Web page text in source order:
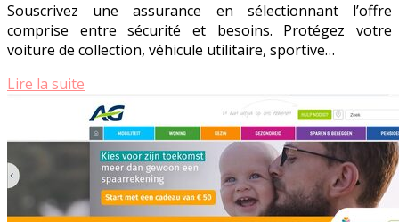
Souscrivez une assurance en sélectionnant l’offre
comprise entre sécurité et besoins. Protégez votre
voiture de collection, véhicule utilitaire, sportive…
Lire la suite